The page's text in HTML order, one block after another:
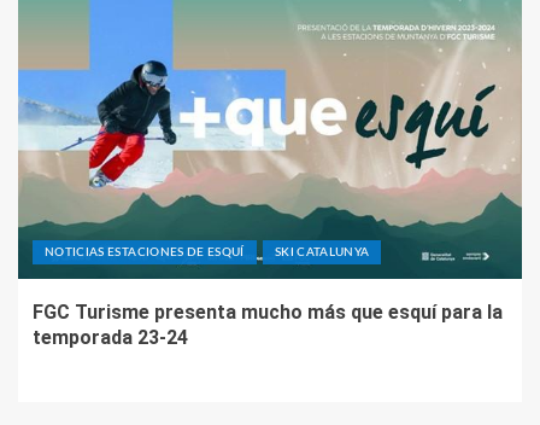
NOTICIAS ESTACIONES DE ESQUÍ SKI CATALUNYA
FGC Turisme presenta mucho más que esquí para la
temporada 23-24